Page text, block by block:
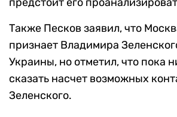
Также Песков заявил, что
признает Владимира
Украины, но отметил, что пока
сказать насчет возможных
Зеленского.